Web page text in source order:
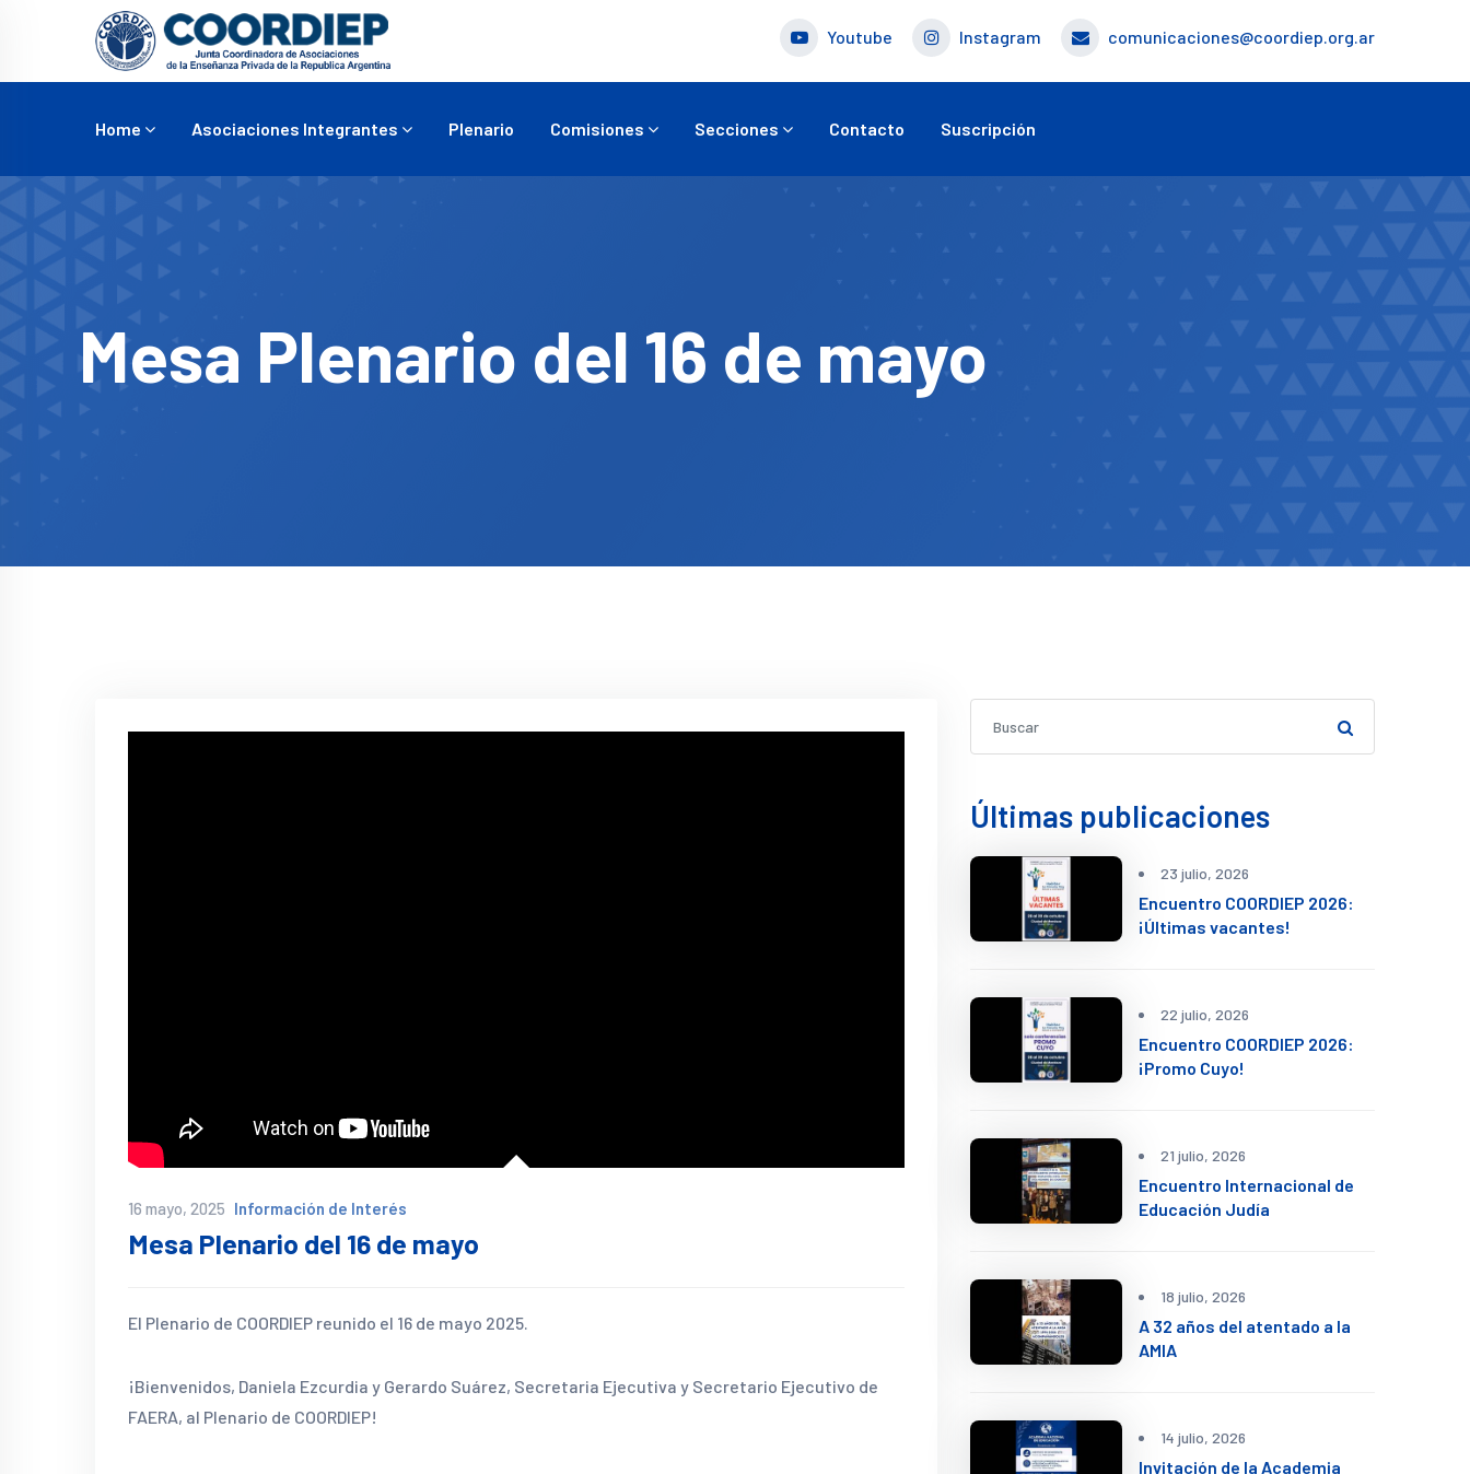
Youtube Instagram comunicaciones@coordiep.org.ar
Home Asociaciones Integrantes Plenario Comisiones Secciones Contacto Suscripción
Mesa Plenario del 16 de mayo
16 mayo, 2025 Información de Interés
Mesa Plenario del 16 de mayo
El Plenario de COORDIEP reunido el 16 de mayo 2025.
¡Bienvenidos, Daniela Ezcurdia y Gerardo Suárez, Secretaria Ejecutiva y Secretario Ejecutivo de
FAERA, al Plenario de COORDIEP!
Últimas publicaciones
23 julio, 2026
Encuentro COORDIEP 2026:
¡Últimas vacantes!
22 julio, 2026
Encuentro COORDIEP 2026:
¡Promo Cuyo!
21 julio, 2026
Encuentro Internacional de
Educación Judía
18 julio, 2026
A 32 años del atentado a la
AMIA
14 julio, 2026
Invitación de la Academia